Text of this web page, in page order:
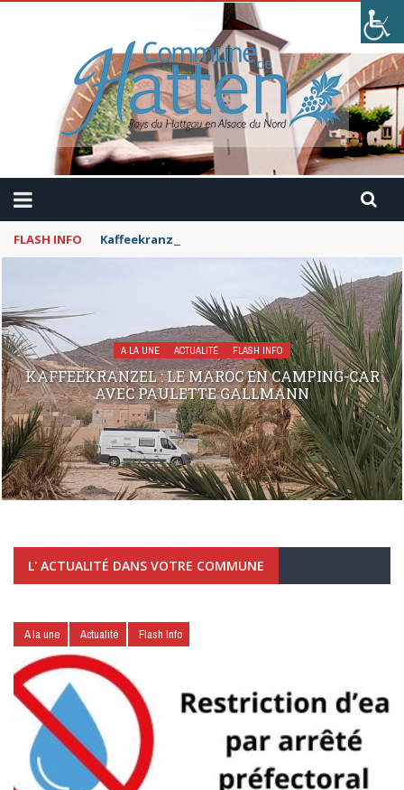
FLASH INFO Kaffeekranzel : Le Maroc en camping-car avec
A LA UNE ACTUALITÉ FLASH INFO
KAFFEEKRANZEL : LE MAROC EN CAMPING-CAR
AVEC PAULETTE GALLMANN
L' ACTUALITÉ DANS VOTRE COMMUNE
A la une Actualité Flash Info